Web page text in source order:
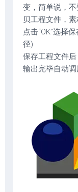
变，简单说，
贝工程文件，
点击“OK”选择
径)
保存工程文件后
输出完毕自动调